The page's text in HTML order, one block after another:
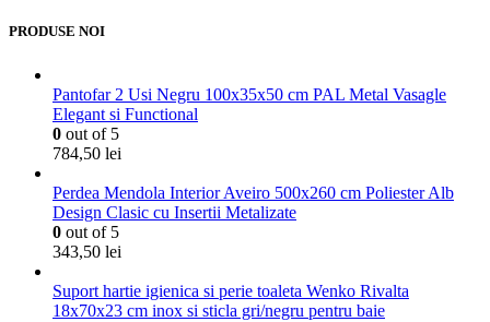
PRODUSE NOI
Pantofar 2 Usi Negru 100x35x50 cm PAL Metal Vasagle
Elegant si Functional
0 out of 5
784,50 lei
Perdea Mendola Interior Aveiro 500x260 cm Poliester Alb
Design Clasic cu Insertii Metalizate
0 out of 5
343,50 lei
Suport hartie igienica si perie toaleta Wenko Rivalta
18x70x23 cm inox si sticla gri/negru pentru baie